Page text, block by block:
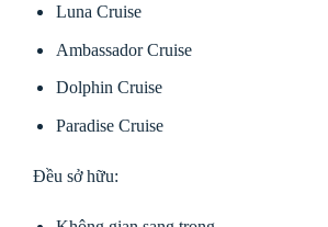
Luna Cruise
Ambassador Cruise
Dolphin Cruise
Paradise Cruise
Đều sở hữu: